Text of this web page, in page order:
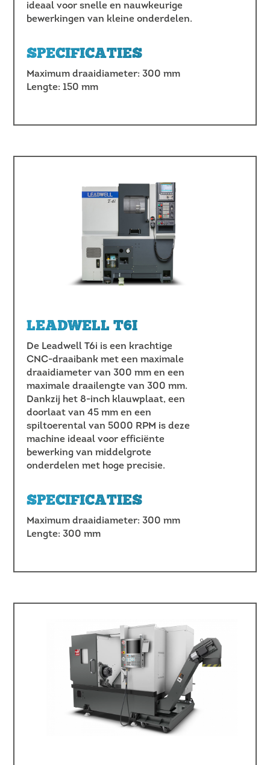
ideaal voor snelle en nauwkeurige
bewerkingen van kleine onderdelen.
SPECIFICATIES
Maximum draaidiameter: 300 mm
Lengte: 150 mm
LEADWELL T6I
De Leadwell T6i is een krachtige
CNC-draaibank met een maximale
draaidiameter van 300 mm en een
maximale draailengte van 300 mm.
Dankzij het 8-inch klauwplaat, een
doorlaat van 45 mm en een
spiltoerental van 5000 RPM is deze
machine ideaal voor efficiënte
bewerking van middelgrote
onderdelen met hoge precisie.
SPECIFICATIES
Maximum draaidiameter: 300 mm
Lengte: 300 mm